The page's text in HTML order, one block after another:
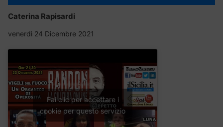
Caterina Rapisardi
venerdì 24 Dicembre 2021
Fai clic per accettare i
cookie per questo servizio